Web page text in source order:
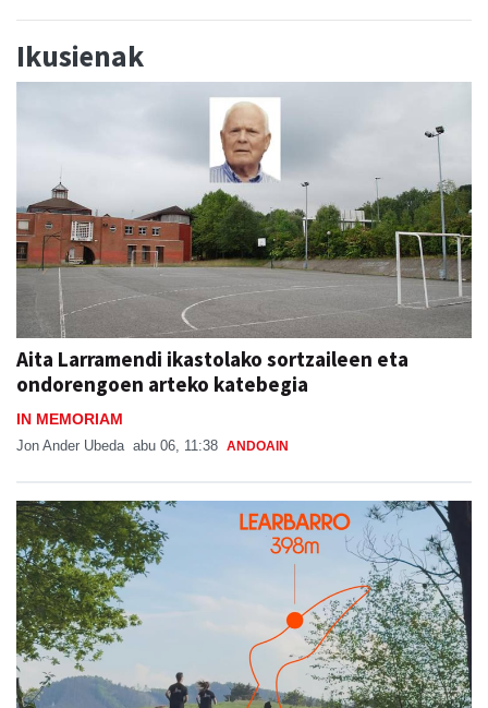
Ikusienak
Aita Larramendi ikastolako sortzaileen eta
ondorengoen arteko katebegia
IN MEMORIAM
Jon Ander Ubeda abu 06, 11:38 ANDOAIN